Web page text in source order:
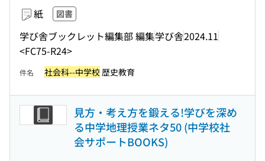
紙 図書
学び舎ブックレット編集部 編集学び舎2024.11
<FC75-R24>
件名 社会科--中学校歴史教育
見方・考え方を鍛える!学びを深め
る中学地理授業ネタ50 (中学校社
会サポートBOOKS)